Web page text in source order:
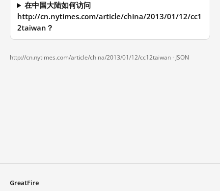
在中国大陆如何访问
http://cn.nytimes.com/article/china/2013/01/12/cc1
2taiwan？
http://cn.nytimes.com/article/china/2013/01/12/cc12taiwan · JSON
GreatFire